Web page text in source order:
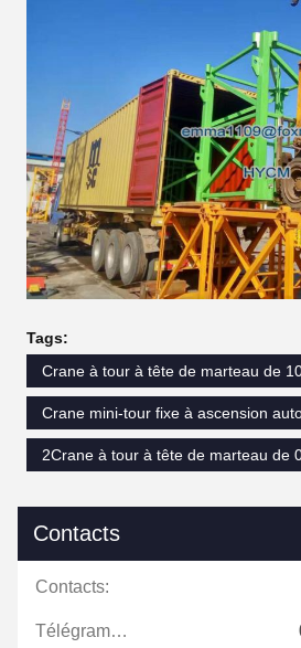
Tags:
Crane à tour à tête de marteau de
Crane mini-tour fixe à ascension
2Crane à tour à tête de marteau de
Contacts
Contacts:
Télégramme: